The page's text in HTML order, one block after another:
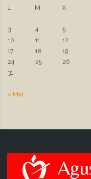
L
M X
3
4 5
10
11 12
17
18 19
24
25 26
31
« Mar